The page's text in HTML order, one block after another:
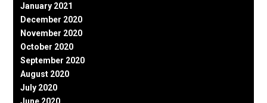
January 2021
December 2020
November 2020
October 2020
September 2020
August 2020
July 2020